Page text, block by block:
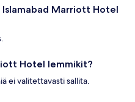
Islamabad Marriott Hotel
Hotel lemmikit?
ei valitettavasti sallita.